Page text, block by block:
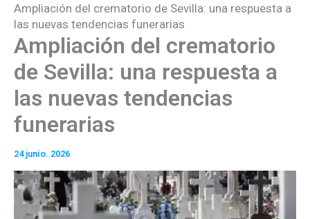
Ampliación del crematorio de Sevilla: una respuesta a
las nuevas tendencias funerarias
Ampliación del crematorio
de Sevilla: una respuesta a
las nuevas tendencias
funerarias
24 junio. 2026